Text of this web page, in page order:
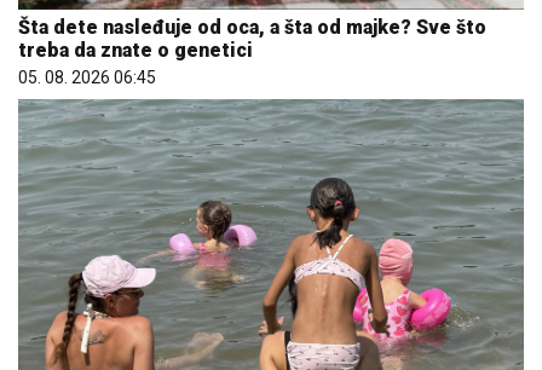
05. 08. 2026 06:45